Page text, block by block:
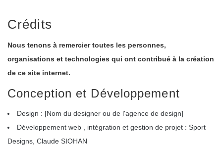
Crédits
Nous tenons à remercier toutes les personnes,
organisations et technologies qui ont contribué à la création
de ce site internet.
Conception et Développement
Design : [Nom du designer ou de l'agence de design]
Développement web , intégration et gestion de projet : Sport
Designs, Claude SIOHAN